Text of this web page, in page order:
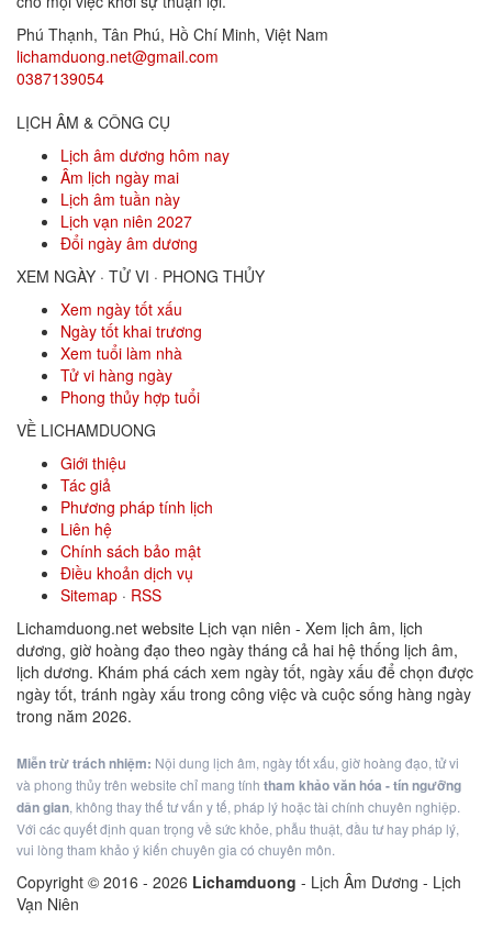
Phú Thạnh, Tân Phú, Hồ Chí Minh, Việt Nam
lichamduong.net@gmail.com
0387139054
LỊCH ÂM & CÔNG CỤ
Lịch âm dương hôm nay
Âm lịch ngày mai
Lịch âm tuần này
Lịch vạn niên 2027
Đổi ngày âm dương
XEM NGÀY · TỬ VI · PHONG THỦY
Xem ngày tốt xấu
Ngày tốt khai trương
Xem tuổi làm nhà
Tử vi hàng ngày
Phong thủy hợp tuổi
VỀ LICHAMDUONG
Giới thiệu
Tác giả
Phương pháp tính lịch
Liên hệ
Chính sách bảo mật
Điều khoản dịch vụ
Sitemap · RSS
Lichamduong.net website Lịch vạn niên - Xem lịch âm, lịch
dương, giờ hoàng đạo theo ngày tháng cả hai hệ thống lịch âm,
lịch dương. Khám phá cách xem ngày tốt, ngày xấu để chọn được
ngày tốt, tránh ngày xấu trong công việc và cuộc sống hàng ngày
trong năm 2026.
Miễn trừ trách nhiệm: Nội dung lịch âm, ngày tốt xấu, giờ hoàng đạo, tử vi
và phong thủy trên website chỉ mang tính tham khảo văn hóa - tín ngưỡng
dân gian, không thay thế tư vấn y tế, pháp lý hoặc tài chính chuyên nghiệp.
Với các quyết định quan trọng về sức khỏe, phẫu thuật, đầu tư hay pháp lý,
vui lòng tham khảo ý kiến chuyên gia có chuyên môn.
Copyright © 2016 - 2026 Lichamduong - Lịch Âm Dương - Lịch
Vạn Niên